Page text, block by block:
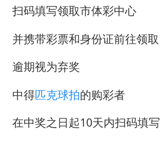
扫码填写领取市体彩中心
并携带彩票和身份证前往领取
逾期视为弃奖
中得匹克球拍的购彩者
在中奖之日起10天内扫码填写